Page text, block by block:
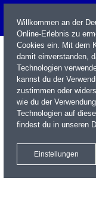
Name / WKN / ISIN /
Newsletter Kontakt
Xetra Realtime
Willkommen an der
Online-Erlebnis zu
Cookies ein. Mit dem
damit einverstanden,
Technologien
kannst du der
zustimmen oder
wie du der
Technologien auf
findest du in unseren
Einstellungen